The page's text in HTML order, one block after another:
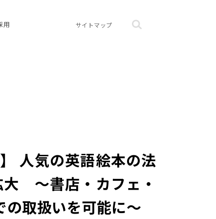
用 サイトマップ
人気の英語絵本の法
大 ～書店・カフェ・
取扱いを可能に～